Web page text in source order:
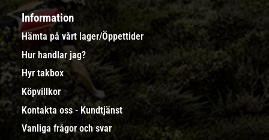
Information
Hämta på vårt lager/Öppettider
Hur handlar jag?
Hyr takbox
Köpvillkor
Kontakta oss - Kundtjänst
Vanliga frågor och svar